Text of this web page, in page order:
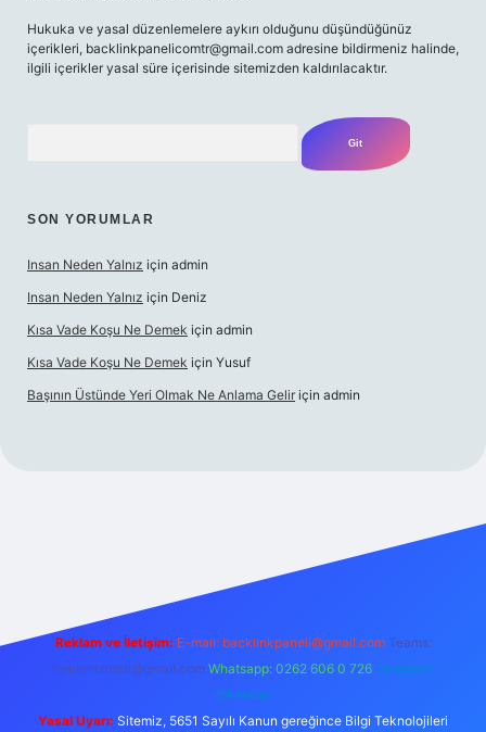
Hukuka ve yasal düzenlemelere aykırı olduğunu düşündüğünüz
içerikleri, backlinkpanelicomtr@gmail.com adresine bildirmeniz halinde,
ilgili içerikler yasal süre içerisinde sitemizden kaldırılacaktır.
SON YORUMLAR
Insan Neden Yalnız için admin
Insan Neden Yalnız için Deniz
Kısa Vade Koşu Ne Demek için admin
Kısa Vade Koşu Ne Demek için Yusuf
Başının Üstünde Yeri Olmak Ne Anlama Gelir için admin
Reklam ve İletişim: E-mail: backlinkpaneli@gmail.com Teams:
forumhizmeti@gmail.com Whatsapp: 0262 606 0 726 Telegram:
@karabul
Yasal Uyarı: Sitemiz, 5651 Sayılı Kanun gereğince Bilgi Teknolojileri